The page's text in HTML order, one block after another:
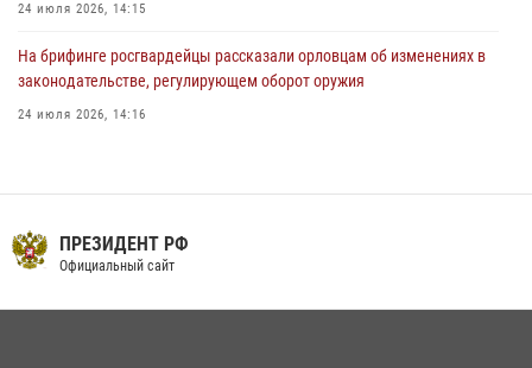
24 июля 2026, 14:15
На брифинге росгвардейцы рассказали орловцам об изменениях в
законодательстве, регулирующем оборот оружия
24 июля 2026, 14:16
В Орле росгвардейцы за неделю проверили два детских лагеря
ПРЕЗИДЕНТ РФ
Официальный сайт